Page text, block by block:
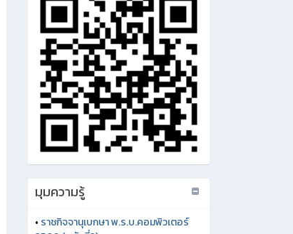
มุมความรู้
• ราชกิจจานุเบกษา พ.ร.บ.คอมพิวเตอร์